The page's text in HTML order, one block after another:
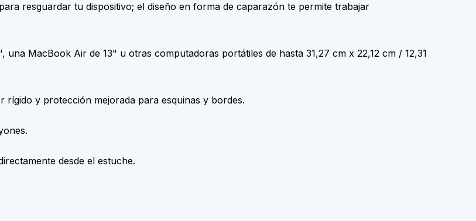
resguardar tu dispositivo; el diseño en forma de caparazón te permite trabajar
MacBook Air de 13" u otras computadoras portátiles de hasta 31,27 cm x 22,12 cm / 12,31
rígido y protección mejorada para esquinas y bordes.
desde el estuche.